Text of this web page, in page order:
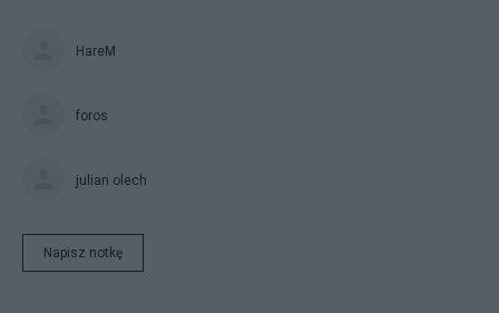
HareM
foros
julian olech
Napisz notkę